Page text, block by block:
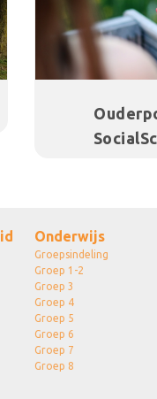
Onderwijs
Groepsindeling
Groep 1-2
Groep 3
Groep 4
Groep 5
Groep 6
Groep 7
Groep 8